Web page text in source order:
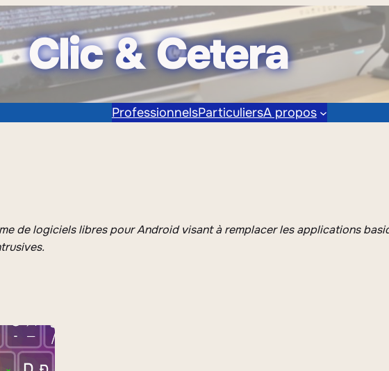
Clic & Cetera
ProfessionnelsParticuliersA propos
de logiciels libres pour Android visant à remplacer les applications